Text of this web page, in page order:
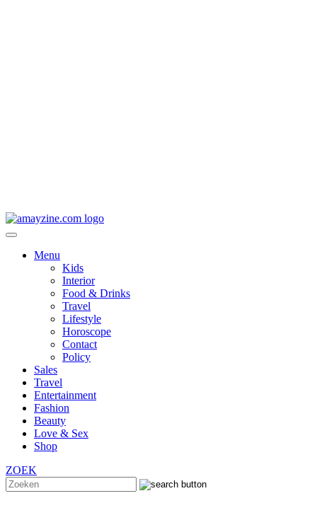
Menu
Kids
Interior
Food & Drinks
Travel
Lifestyle
Horoscope
Contact
Policy
Sales
Travel
Entertainment
Fashion
Beauty
Love & Sex
Shop
ZOEK